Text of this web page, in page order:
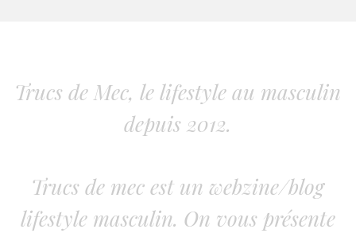
Trucs de Mec, le lifestyle au masculin
depuis 2012.
Trucs de mec est un webzine/blog
lifestyle masculin. On vous présente